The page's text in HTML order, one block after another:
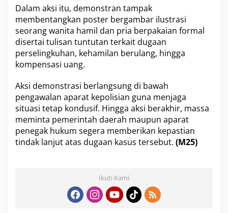
Dalam aksi itu, demonstran tampak
membentangkan poster bergambar ilustrasi
seorang wanita hamil dan pria berpakaian formal
disertai tulisan tuntutan terkait dugaan
perselingkuhan, kehamilan berulang, hingga
kompensasi uang.
Aksi demonstrasi berlangsung di bawah
pengawalan aparat kepolisian guna menjaga
situasi tetap kondusif. Hingga aksi berakhir, massa
meminta pemerintah daerah maupun aparat
penegak hukum segera memberikan kepastian
tindak lanjut atas dugaan kasus tersebut. (M25)
Ikuti Kami